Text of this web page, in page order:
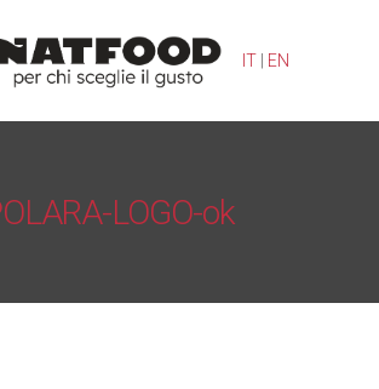
IT EN
LOGO-ok
relative alla privacy